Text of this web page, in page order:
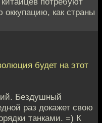
как страны
будет на этот
Бездушный
раз докажет свою
танками. =) К